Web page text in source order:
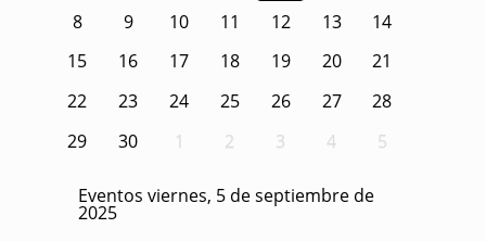
8
9 10 11 12 13
14
15
16 17 18 19 20
21
22
23 24 25 26 27
28
29
30 1 2 3 4 5
Eventos viernes, 5 de septiembre de
2025